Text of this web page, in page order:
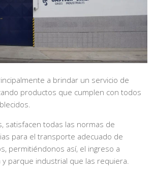
a brindar un servicio de
productos que cumplen con todos
satisfacen todas las normas de
para el transporte adecuado de
permitiéndonos así, el ingreso a
parque industrial que las requiera.